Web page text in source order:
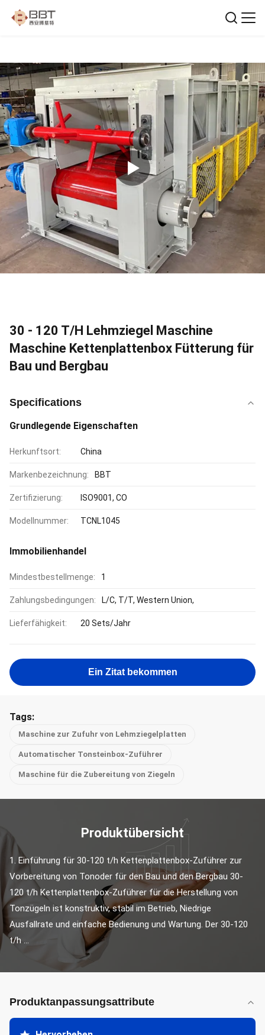
30 - 120 T/H Lehmziegel Maschine
Maschine Kettenplattenbox Fütterung für
Bau und Bergbau
Specifications
Grundlegende Eigenschaften
Herkunftsort: China
Markenbezeichnung: BBT
Zertifizierung: ISO9001, CO
Modellnummer: TCNL1045
Immobilienhandel
Mindestbestellmenge: 1
Zahlungsbedingungen: L/C, T/T, Western Union,
Lieferfähigkeit: 20 Sets/Jahr
Ein Zitat bekommen
Tags:
Maschine zur Zufuhr von Lehmziegelplatten
Automatischer Tonsteinbox-Zuführer
Maschine für die Zubereitung von Ziegeln
Produktübersicht
1. Einführung für 30-120 t/h Kettenplattenbox-Zuführer zur
Vorbereitung von Tonoder für den Bau und den Bergbau 30-
120 t/h Kettenplattenbox-Zuführer für die Herstellung von
Tonzügeln ist konstruktiv, stabil im Betrieb, Niedrige
Ausfallrate und einfache Bedienung und Wartung. Der 30-120
t/h ...
Produktanpassungsattribute